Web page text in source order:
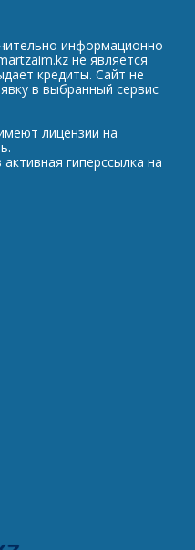
информационно-
не является
кредиты. Сайт не
в выбранный сервис
лицензии на
гиперссылка на